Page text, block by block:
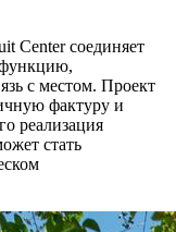
Center соединяет
функцию,
с местом. Проект
фактуру и
реализация
стать